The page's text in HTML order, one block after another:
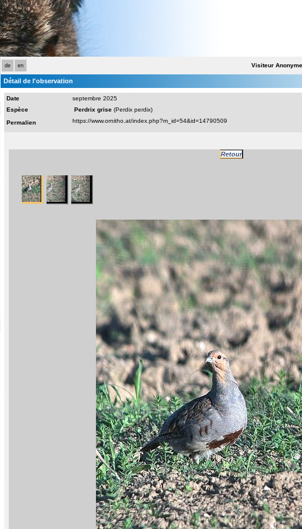
de en Visiteur Anonyme
Détail de l'observation
Date
septembre 2025
Espèce
Perdrix grise (Perdix perdix)
Permalien